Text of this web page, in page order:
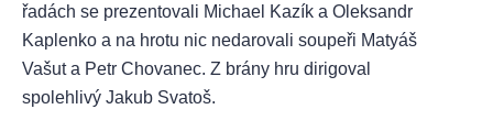
řadách se prezentovali Michael Kazík a Oleksandr
Kaplenko a na hrotu nic nedarovali soupeři Matyáš
Vašut a Petr Chovanec. Z brány hru dirigoval
spolehlivý Jakub Svatoš.